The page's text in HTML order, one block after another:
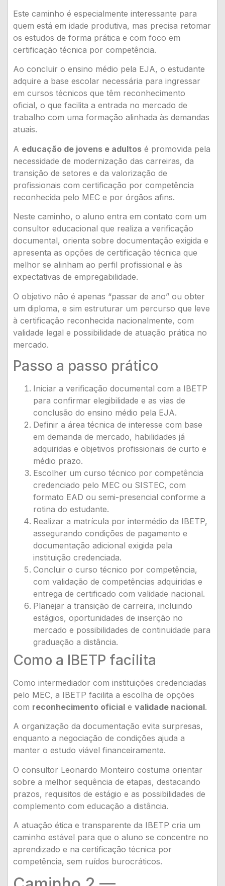
Este caminho é especialmente interessante para
quem está em idade produtiva, mas precisa retomar
os estudos de forma prática e com foco em
certificação técnica por competência.
Ao concluir o ensino médio pela EJA, o estudante
adquire a base escolar necessária para ingressar
em cursos técnicos que têm reconhecimento
oficial, o que facilita a entrada no mercado de
trabalho com uma formação alinhada às demandas
atuais.
A educação de jovens e adultos é promovida pela
necessidade de modernização das carreiras, da
transição de setores e da valorização de
profissionais com certificação por competência
reconhecida pelo MEC e por órgãos afins.
Neste caminho, o aluno entra em contato com um
consultor educacional que realiza a verificação
documental, orienta sobre documentação exigida e
apresenta as opções de certificação técnica que
melhor se alinham ao perfil profissional e às
expectativas de empregabilidade.
O objetivo não é apenas “passar de ano” ou obter
um diploma, e sim estruturar um percurso que leve
à certificação reconhecida nacionalmente, com
validade legal e possibilidade de atuação prática no
mercado.
Passo a passo prático
Iniciar a verificação documental com a IBETP
para confirmar elegibilidade e as vias de
conclusão do ensino médio pela EJA.
Definir a área técnica de interesse com base
em demanda de mercado, habilidades já
adquiridas e objetivos profissionais de curto e
médio prazo.
Escolher um curso técnico por competência
credenciado pelo MEC ou SISTEC, com
formato EAD ou semi-presencial conforme a
rotina do estudante.
Realizar a matrícula por intermédio da IBETP,
assegurando condições de pagamento e
documentação adicional exigida pela
instituição credenciada.
Concluir o curso técnico por competência,
com validação de competências adquiridas e
entrega de certificado com validade nacional.
Planejar a transição de carreira, incluindo
estágios, oportunidades de inserção no
mercado e possibilidades de continuidade para
graduação a distância.
Como a IBETP facilita
Como intermediador com instituições credenciadas
pelo MEC, a IBETP facilita a escolha de opções
com reconhecimento oficial e validade nacional.
A organização da documentação evita surpresas,
enquanto a negociação de condições ajuda a
manter o estudo viável financeiramente.
O consultor Leonardo Monteiro costuma orientar
sobre a melhor sequência de etapas, destacando
prazos, requisitos de estágio e as possibilidades de
complemento com educação a distância.
A atuação ética e transparente da IBETP cria um
caminho estável para que o aluno se concentre no
aprendizado e na certificação técnica por
competência, sem ruídos burocráticos.